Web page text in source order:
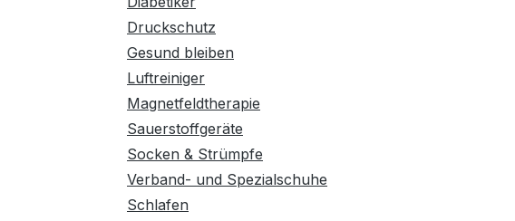
Druckschutz
Gesund bleiben
Luftreiniger
Magnetfeldtherapie
Sauerstoffgeräte
Socken & Strümpfe
Verband- und Spezialschuhe
Schlafen